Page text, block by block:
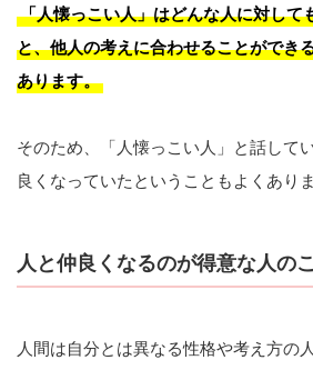
「人懐っこい人」はどんな人に対して
と、他人の考えに合わせることができ
あります。
そのため、「人懐っこい人」と話して
良くなっていたということもよくありま
人と仲良くなるのが得意な人の
人間は自分とは異なる性格や考え方の